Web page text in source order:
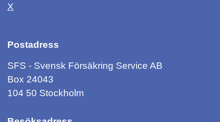
X
Postadress
SFS - Svensk Försäkring Service AB
Box 24043
104 50 Stockholm